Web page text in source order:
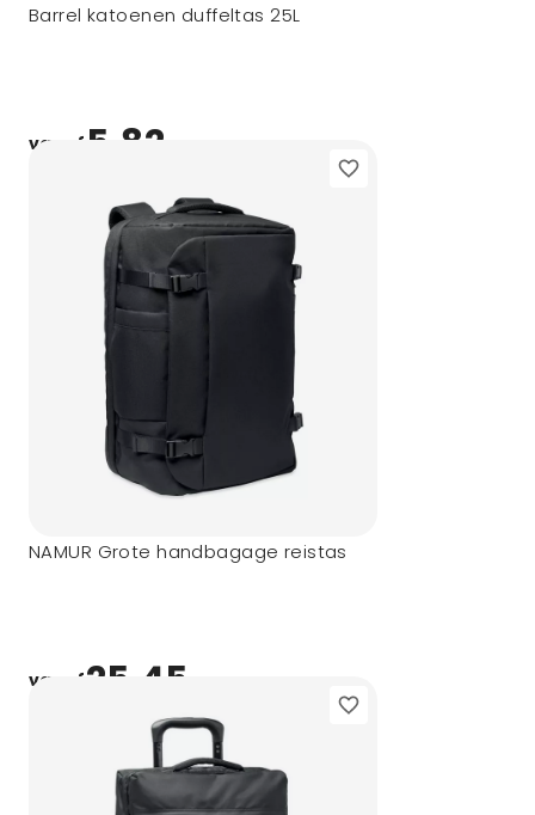
Barrel katoenen duffeltas 25L
vanaf 5,82
NAMUR Grote handbagage reistas
vanaf25,45